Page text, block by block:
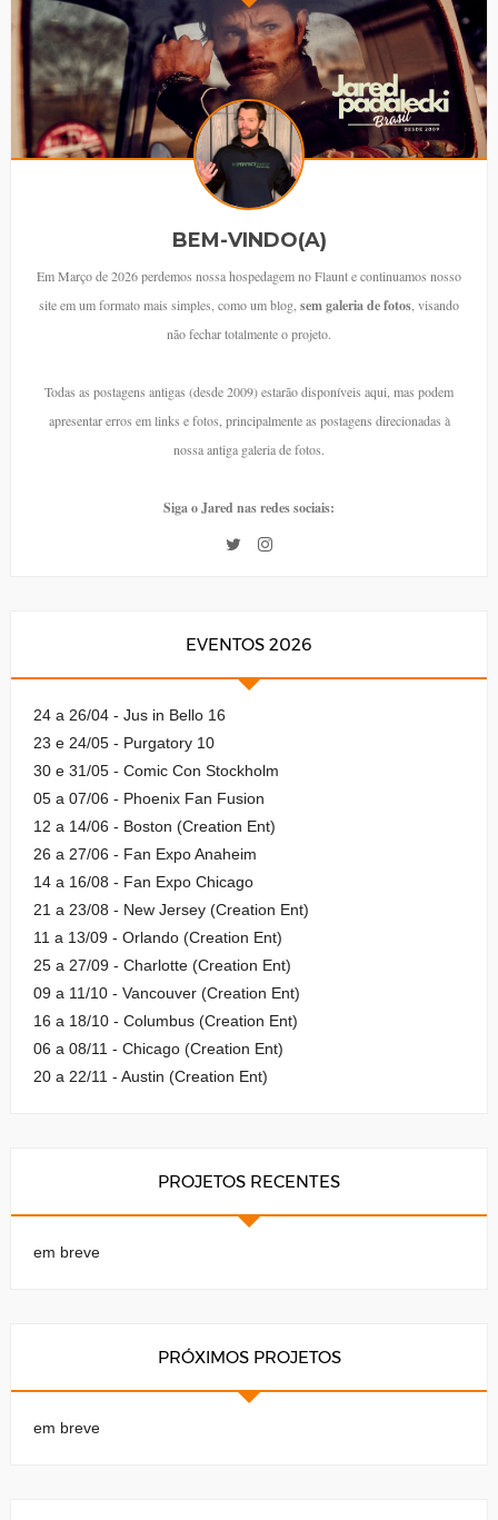
BEM-VINDO(A)
Em Março de 2026 perdemos nossa hospedagem no Flaunt e continuamos nosso
site em um formato mais simples, como um blog, sem galeria de fotos , visando
não fechar totalmente o projeto.
Todas as postagens antigas (desde 2009) estarão disponíveis aqui, mas podem
apresentar erros em links e fotos, principalmente as postagens direcionadas à
nossa antiga galeria de fotos.
Siga o Jared nas redes sociais:
EVENTOS 2026
24 a 26/04 - Jus in Bello 16
23 e 24/05 - Purgatory 10
30 e 31/05 - Comic Con Stockholm
05 a 07/06 - Phoenix Fan Fusion
12 a 14/06 - Boston (Creation Ent)
26 a 27/06 - Fan Expo Anaheim
14 a 16/08 - Fan Expo Chicago
21 a 23/08 - New Jersey (Creation Ent)
11 a 13/09 - Orlando (Creation Ent)
25 a 27/09 - Charlotte (Creation Ent)
09 a 11/10 - Vancouver (Creation Ent)
16 a 18/10 - Columbus (Creation Ent)
06 a 08/11 - Chicago (Creation Ent)
20 a 22/11 - Austin (Creation Ent)
PROJETOS RECENTES
em breve
PRÓXIMOS PROJETOS
em breve